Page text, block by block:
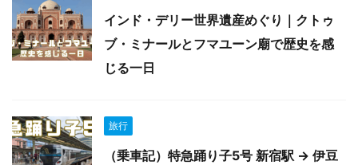
インド・デリー世界遺産めぐり｜クトゥ
ブ・ミナールとフマユーン廟で歴史を感
じる一日
旅行
（乗車記）特急踊り子5号 新宿駅 → 伊豆